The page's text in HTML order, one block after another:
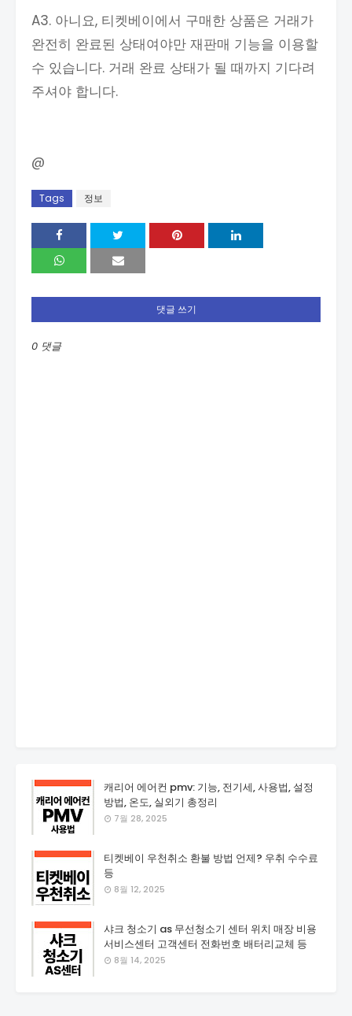
A3. 아니요, 티켓베이에서 구매한 상품은 거래가
완전히 완료된 상태여야만 재판매 기능을 이용할
수 있습니다. 거래 완료 상태가 될 때까지 기다려
주셔야 합니다.
@
Tags 정보
댓글 쓰기
0 댓글
캐리어 에어컨 pmv: 기능, 전기세, 사용법, 설정
방법, 온도, 실외기 총정리
7월 28, 2025
티켓베이 우천취소 환불 방법 언제? 우취 수수료
등
8월 12, 2025
샤크 청소기 as 무선청소기 센터 위치 매장 비용
서비스센터 고객센터 전화번호 배터리교체 등
8월 14, 2025